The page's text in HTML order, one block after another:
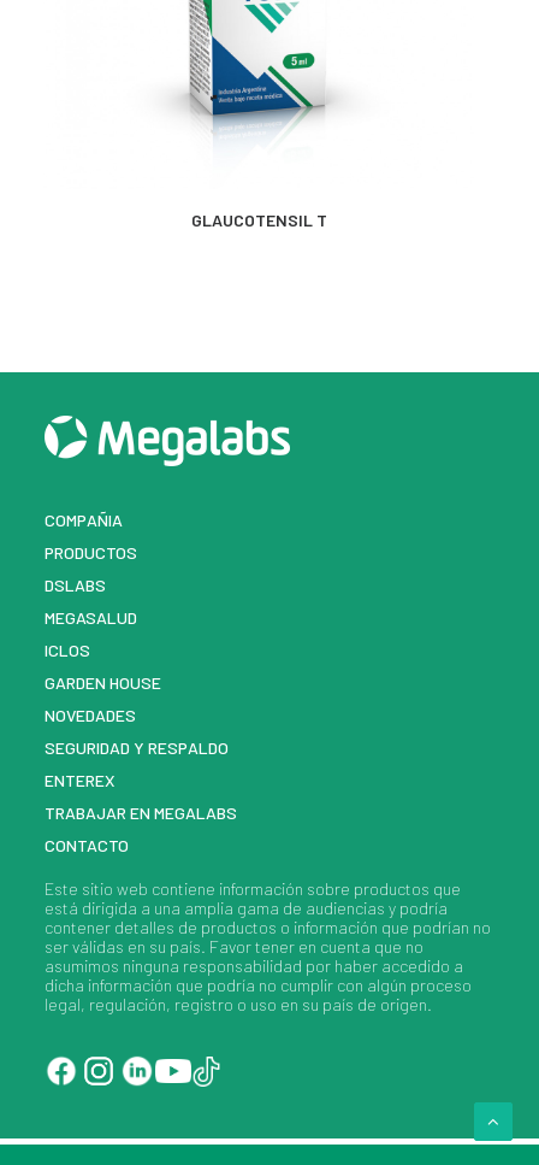
MÁS INFORMACIÓN
GLAUCOTENSIL T
COMPAÑIA
PRODUCTOS
DSLABS
MEGASALUD
ICLOS
GARDEN HOUSE
NOVEDADES
SEGURIDAD Y RESPALDO
ENTEREX
TRABAJAR EN MEGALABS
CONTACTO
Este sitio web contiene información sobre productos que
está dirigida a una amplia gama de audiencias y podría
contener detalles de productos o información que podrían no
ser válidas en su país. Favor tener en cuenta que no
asumimos ninguna responsabilidad por haber accedido a
dicha información que podría no cumplir con algún proceso
legal, regulación, registro o uso en su país de origen.